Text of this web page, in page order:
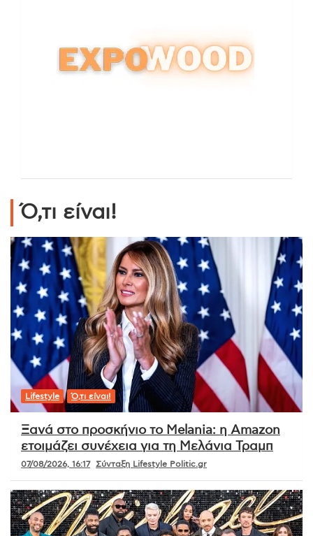
Ό,τι είναι!
Lifestyle Ό,τι είναι!
Ξανά στο προσκήνιο το Melania: η Amazon
ετοιμάζει συνέχεια για τη Μελάνια Τραμπ
07/08/2026, 16:17 Σύνταξη Lifestyle Politic.gr